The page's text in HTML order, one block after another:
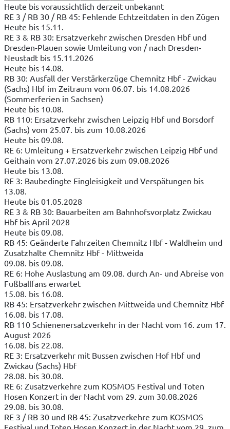
Heute bis voraussichtlich derzeit unbekannt
RE 3 / RB 30 / RB 45: Fehlende Echtzeitdaten in den Zügen
Heute bis 15.11.
RE 3 & RB 30: Ersatzverkehr zwischen Dresden Hbf und
Dresden-Plauen sowie Umleitung von / nach Dresden-
Neustadt bis 15.11.2026
Heute bis 14.08.
RB 30: Ausfall der Verstärkerzüge Chemnitz Hbf - Zwickau
(Sachs) Hbf im Zeitraum vom 06.07. bis 14.08.2026
(Sommerferien in Sachsen)
Heute bis 10.08.
RB 110: Ersatzverkehr zwischen Leipzig Hbf und Borsdorf
(Sachs) vom 25.07. bis zum 10.08.2026
Heute bis 09.08.
RE 6: Umleitung + Ersatzverkehr zwischen Leipzig Hbf und
Geithain vom 27.07.2026 bis zum 09.08.2026
Heute bis 13.08.
RE 3: Baubedingte Eingleisigkeit und Verspätungen bis
13.08.
Heute bis 01.05.2028
RE 3 & RB 30: Bauarbeiten am Bahnhofsvorplatz Zwickau
Hbf bis April 2028
Heute bis 09.08.
RB 45: Geänderte Fahrzeiten Chemnitz Hbf - Waldheim und
Zusatzhalte Chemnitz Hbf - Mittweida
09.08. bis 09.08.
RE 6: Hohe Auslastung am 09.08. durch An- und Abreise von
Fußballfans erwartet
15.08. bis 16.08.
RB 45: Ersatzverkehr zwischen Mittweida und Chemnitz Hbf
16.08. bis 17.08.
RB 110 Schienenersatzverkehr in der Nacht vom 16. zum 17.
August 2026
16.08. bis 22.08.
RE 3: Ersatzverkehr mit Bussen zwischen Hof Hbf und
Zwickau (Sachs) Hbf
28.08. bis 30.08.
RE 6: Zusatzverkehre zum KOSMOS Festival und Toten
Hosen Konzert in der Nacht vom 29. zum 30.08.2026
29.08. bis 30.08.
RE 3 / RB 30 und RB 45: Zusatzverkehre zum KOSMOS
Festival und Toten Hosen Konzert in der Nacht vom 29. zum